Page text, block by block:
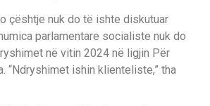
çështje nuk do të ishte diskutuar
parlamentare socialiste nuk do
në vitin 2024 në ligjin Për
“Ndryshimet ishin klienteliste,” tha